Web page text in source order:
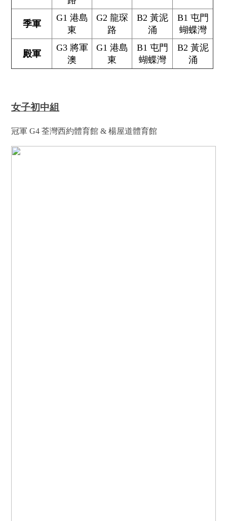
季軍
G1 港島
東
G2 龍琛
路
B2 黃泥
涌
B1 屯門
蝴蝶灣
殿軍
G3 將軍
澳
G1 港島
東
B1 屯門
蝴蝶灣
B2 黃泥
涌
女子初中組
冠軍 G4 荃灣西約體育館 & 楊屋道體育館